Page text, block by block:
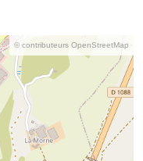
© contributeurs OpenStreetMap